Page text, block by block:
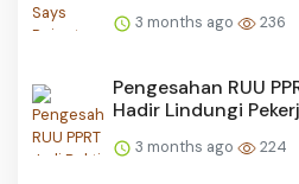
3 months ago 236
Pengesahan RUU
Hadir Lindungi
3 months ago 224